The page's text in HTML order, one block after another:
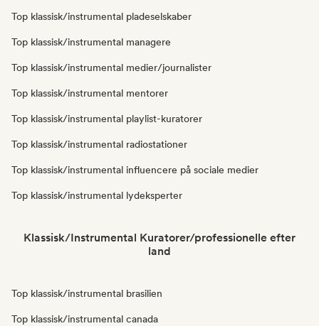
Top klassisk/instrumental pladeselskaber
Top klassisk/instrumental managere
Top klassisk/instrumental medier/journalister
Top klassisk/instrumental mentorer
Top klassisk/instrumental playlist-kuratorer
Top klassisk/instrumental radiostationer
Top klassisk/instrumental influencere på sociale medier
Top klassisk/instrumental lydeksperter
Klassisk/Instrumental Kuratorer/professionelle efter
land
Top klassisk/instrumental brasilien
Top klassisk/instrumental canada